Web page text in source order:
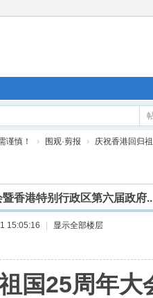
谨慎！ › 围观·剪报 › 庆祝香港回归
香港特别行政区第六届政府
15:05:16 显示全部楼层
国25周年